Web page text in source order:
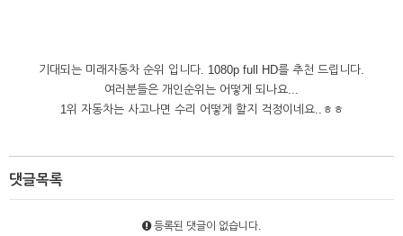
기대되는 미래자동차 순위 입니다. 1080p full HD를 추천 드립니다.
여러분들은 개인순위는 어떻게 되나요...
1위 자동차는 사고나면 수리 어떻게 할지 걱정이네요..ㅎㅎ
댓글목록
등록된 댓글이 없습니다.